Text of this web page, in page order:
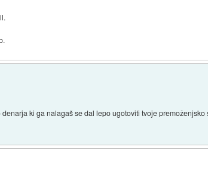
ki ga nalagaš se dal lepo ugotoviti tvoje